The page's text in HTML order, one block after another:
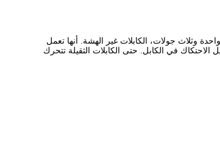
وثلاث جولات، الكابلات غير الهشة. أنها تعمل
الاحتكاك في الكابل. حتى الكابلات الثقيلة تتحرك